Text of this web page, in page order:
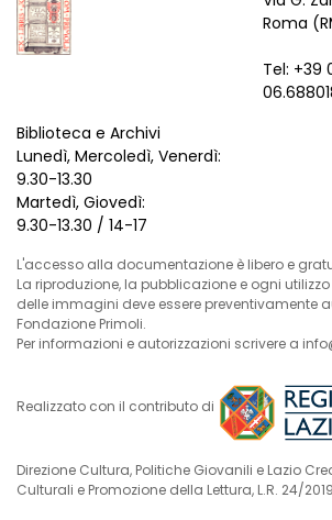
Roma
Tel: +39
Biblioteca e Archivi
Lunedì, Mercoledì, Venerdì:
9.30-13.30
Martedì, Giovedì:
9.30-13.30 / 14-17
L'accesso alla documentazione è libero e
La riproduzione, la pubblicazione e ogni
delle immagini deve essere preventivamente
Fondazione Primoli.
Per informazioni e autorizzazioni scrivere a
Realizzato con il contributo di
Direzione Cultura, Politiche Giovanili e Lazio
Culturali e Promozione della Lettura, L.R. 24/